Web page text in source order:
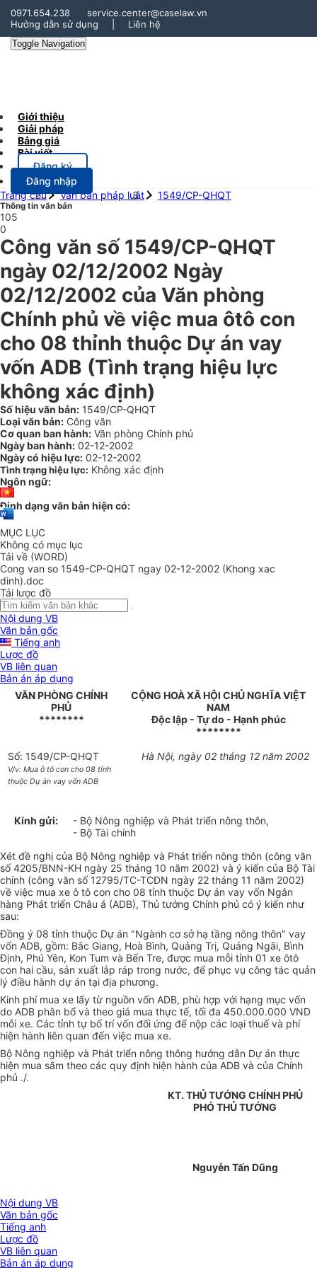
0971.654.238
service.center@caselaw.vn
Hướng dẫn sử dụng
Liên hệ
Toggle Navigation
Giới thiệu
Giải pháp
Bảng giá
Bài viết
Đăng ký
Đăng nhập
Trang chủ
Văn bản pháp luật 1549/CP-QHQT
Thông tin văn bản
105
0
Công văn số 1549/CP-QHQT
ngày 02/12/2002 Ngày
02/12/2002 của Văn phòng
Chính phủ về việc mua ôtô con
cho 08 thỉnh thuộc Dự án vay
vốn ADB (Tình trạng hiệu lực
không xác định)
Số hiệu văn bản: 1549/CP-QHQT
Loại văn bản: Công văn
Cơ quan ban hành: Văn phòng Chính phủ
Ngày ban hành: 02-12-2002
Ngày có hiệu lực: 02-12-2002
Tình trạng hiệu lực: Không xác định
Ngôn ngữ:
Định dạng văn bản hiện có:
MỤC LỤC
Không có mục lục
Tải về (WORD)
Cong van so 1549-CP-QHQT ngay 02-12-2002 (Khong xac
dinh).doc
Tải lược đồ
Nội dung VB
Văn bản gốc
Tiếng anh
Lược đồ
VB liên quan
Bản án áp dụng
VĂN PHÒNG CHÍNH
PHỦ
********
CỘNG HOÀ XÃ HỘI CHỦ NGHĨA VIỆT
NAM
Độc lập - Tự do - Hạnh phúc
********
Số: 1549/CP-QHQT
V/v: Mua ô tô con cho 08 tỉnh
thuộc Dự án vay vốn ADB
Hà Nội, ngày 02 tháng 12 năm 2002
Kính gửi:
- Bộ Nông nghiệp và Phát triển nông thôn,
- Bộ Tài chính
Xét đề nghị của Bộ Nông nghiệp và Phát triển nông thôn (công văn
số 4205/BNN-KH ngày 25 tháng 10 năm 2002) và ý kiến của Bộ Tài
chính (công văn số 12795/TC-TCĐN ngày 22 tháng 11 năm 2002)
về việc mua xe ô tô con cho 08 tỉnh thuộc Dự án vay vốn Ngân
hàng Phát triển Châu á (ADB), Thủ tướng Chính phủ có ý kiến như
sau:
Đồng ý 08 tỉnh thuộc Dự án "Ngành cơ sở hạ tầng nông thôn" vay
vốn ADB, gồm: Bắc Giang, Hoà Bình, Quảng Trị, Quảng Ngãi, Bình
Định, Phú Yên, Kon Tum và Bến Tre, được mua mỗi tỉnh 01 xe ôtô
con hai cầu, sản xuất lắp ráp trong nước, để phục vụ công tác quản
lý điều hành dự án tại địa phương.
Kinh phí mua xe lấy từ nguồn vốn ADB, phù hợp với hạng mục vốn
do ADB phân bổ và theo giá mua thực tế, tối đa 450.000.000 VND
mỗi xe. Các tỉnh tự bố trí vốn đối ứng để nộp các loại thuế và phí
hiện hành liên quan đến việc mua xe.
Bộ Nông nghiệp và Phát triển nông thông hướng dẫn Dự án thực
hiện mua sắm theo các quy định hiện hành của ADB và của Chính
phủ ./.
KT. THỦ TƯỚNG CHÍNH PHỦ
PHÓ THỦ TƯỚNG
Nguyễn Tấn Dũng
Nội dung VB
Văn bản gốc
Tiếng anh
Lược đồ
VB liên quan
Bản án áp dụng